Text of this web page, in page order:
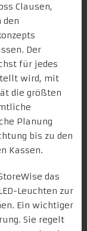
Clausen,
Der
für jedes
wird, mit
die größten
Planung
bis zu den
Kassen.
das
Leuchten zur
Ein wichtiger
Sie regelt